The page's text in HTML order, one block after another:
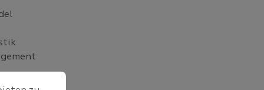
zu können.